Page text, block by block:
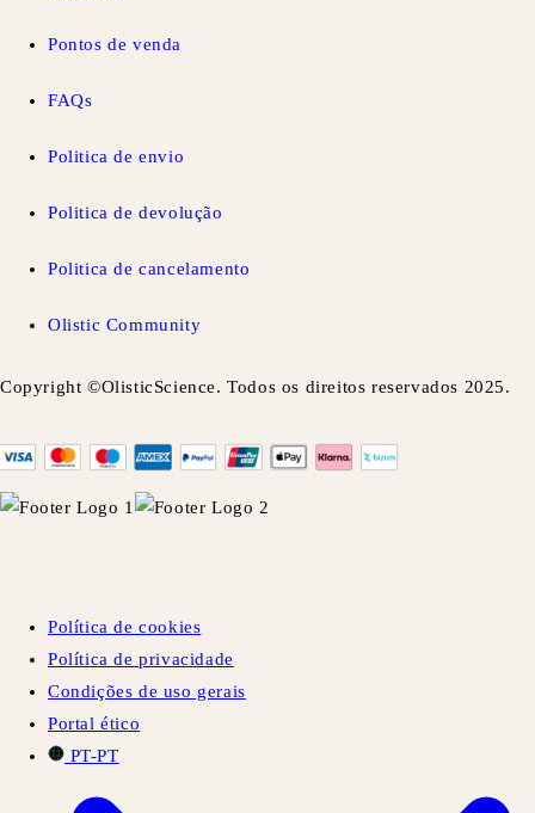
Pontos de venda
FAQs
Politica de envio
Politica de devolução
Politica de cancelamento
Olistic Community
Copyright ©OlisticScience. Todos os direitos reservados 2025.
Política de cookies
Política de privacidade
Condições de uso gerais
Portal ético
PT-PT